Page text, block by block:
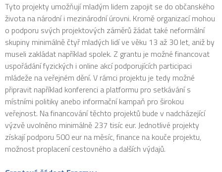
Tyto projekty umožňují mladým lidem zapojit se do občanského
života na národní i mezinárodní úrovni. Kromě organizací mohou
o podporu svých projektových záměrů žádat také neformální
skupiny minimálně čtyř mladých lidí ve věku 13 až 30 let, aniž by
museli zakládat například spolek. Z grantu je možné financovat
uspořádání fyzických i online akcí podporujících participaci
mládeže na veřejném dění. V rámci projektu je tedy možné
připravit například konferenci a platformu pro setkávání s
místními politiky anebo informační kampaň pro širokou
veřejnost. Na financování těchto projektů bude v nadcházející
výzvě uvolněno minimálně 237 tisíc eur. Jednotlivé projekty
získají podporu 500 eur na měsíc, finance na kouče projektu,
možnost proplacení cestovného a dalších výdajů.